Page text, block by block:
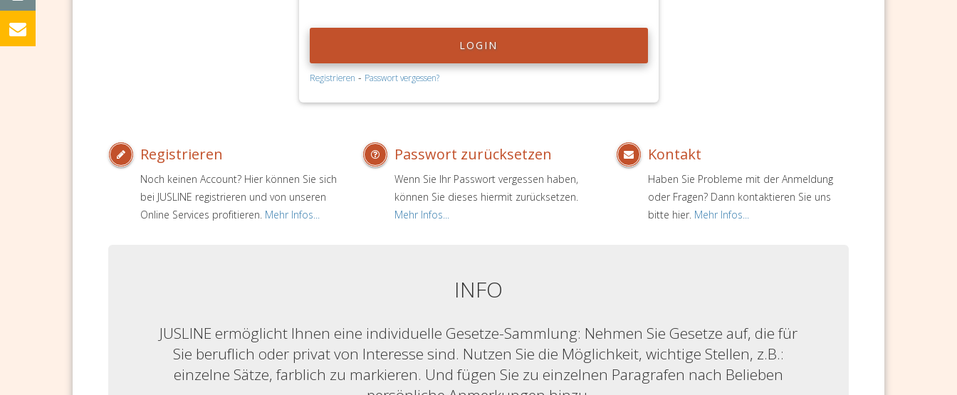
LOGIN
Registrieren - Passwort vergessen?
Registrieren
Noch keinen Account? Hier können Sie sich
bei JUSLINE registrieren und von unseren
Online Services profitieren. Mehr Infos...
Passwort zurücksetzen
Wenn Sie Ihr Passwort vergessen haben,
können Sie dieses hiermit zurücksetzen.
Mehr Infos...
Kontakt
Haben Sie Probleme mit der Anmeldung
oder Fragen? Dann kontaktieren Sie uns
bitte hier. Mehr Infos...
INFO
JUSLINE ermöglicht Ihnen eine individuelle Gesetze-Sammlung: Nehmen Sie Gesetze auf, die für
Sie beruflich oder privat von Interesse sind. Nutzen Sie die Möglichkeit, wichtige Stellen, z.B.:
einzelne Sätze, farblich zu markieren. Und fügen Sie zu einzelnen Paragrafen nach Belieben